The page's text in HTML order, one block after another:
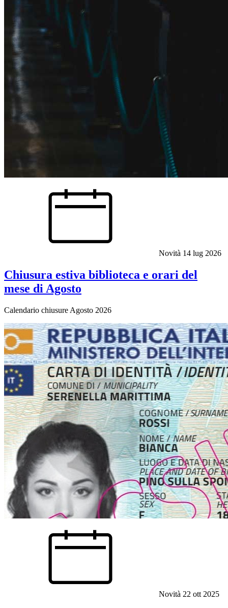
Novità 14 lug 2026
Chiusura estiva biblioteca e orari del
mese di Agosto
Calendario chiusure Agosto 2026
Novità 22 ott 2025